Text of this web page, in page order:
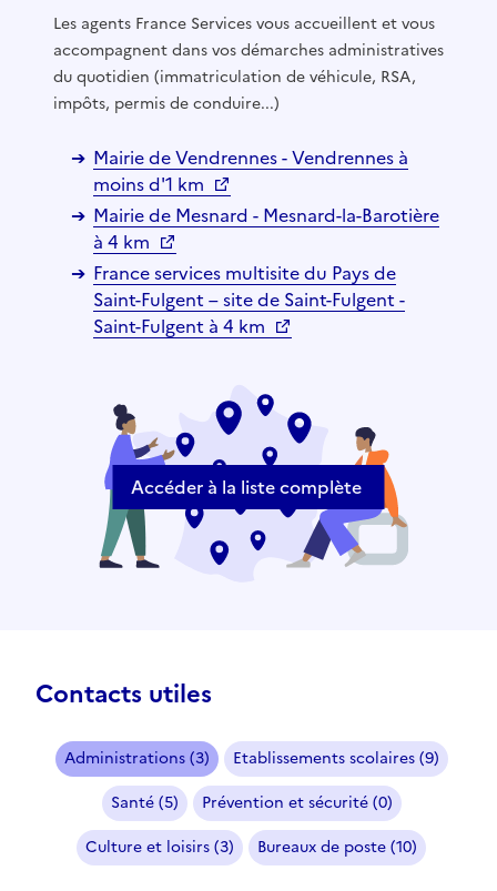
Les agents France Services vous accueillent et vous
accompagnent dans vos démarches administratives
du quotidien (immatriculation de véhicule, RSA,
impôts, permis de conduire...)
Mairie de Vendrennes - Vendrennes à
moins d'1 km
Mairie de Mesnard - Mesnard-la-Barotière
à 4 km
France services multisite du Pays de
Saint-Fulgent – site de Saint-Fulgent -
Saint-Fulgent à 4 km
Accéder à la liste complète
Contacts utiles
Administrations (3)
Etablissements scolaires (9)
Santé (5)
Prévention et sécurité (0)
Culture et loisirs (3)
Bureaux de poste (10)